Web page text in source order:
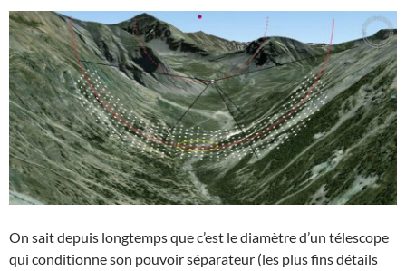
On sait depuis longtemps que c’est le diamètre d’un télescope
qui conditionne son pouvoir séparateur (les plus fins détails